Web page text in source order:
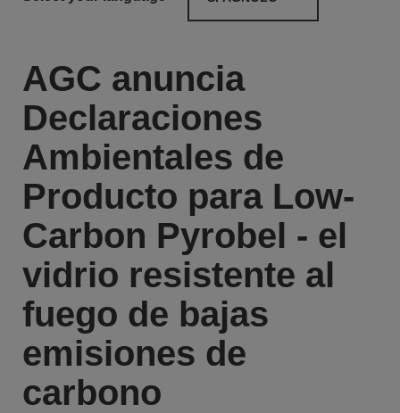
AGC anuncia
Declaraciones
Ambientales de
Producto para Low-
Carbon Pyrobel - el
vidrio resistente al
fuego de bajas
emisiones de
carbono